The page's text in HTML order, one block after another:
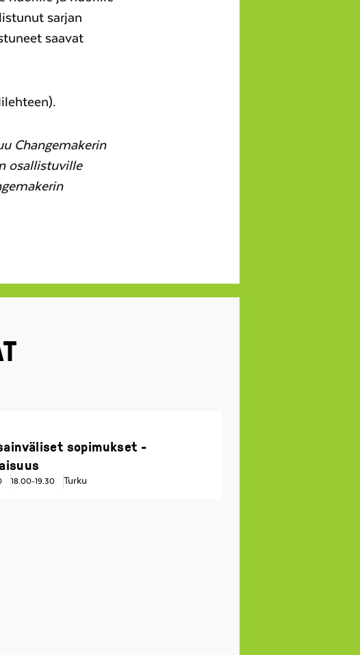
sarjan
saavat
Changemakerin
osallistuville
sopimukset -
18.00-19.30 Turku